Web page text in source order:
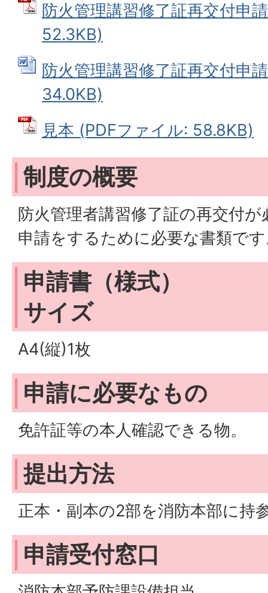
防火管理講習修了証再交付申
52.3KB)
防火管理講習修了証再交付申
34.0KB)
見本 (PDFファイル: 58.8KB)
制度の概要
防火管理者講習修了証の再交付
申請をするために必要な書類で
申請書（様式）
サイズ
A4(縦)1枚
申請に必要なもの
免許証等の本人確認できる物。
提出方法
正本・副本の2部を消防本部に持
申請受付窓口